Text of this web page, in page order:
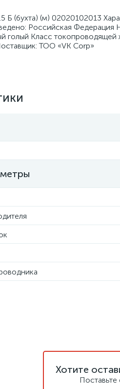
(бухта) (м) 02020102013
Российская
голый Класс
ТОО «VK Corp»
Хотите